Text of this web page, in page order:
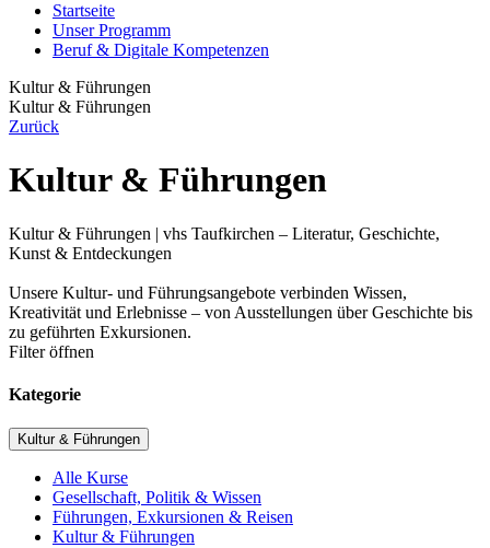
Startseite
Unser Programm
Beruf & Digitale Kompetenzen
Kultur & Führungen
Kultur & Führungen
Zurück
Kultur & Führungen
Kultur & Führungen | vhs Taufkirchen – Literatur, Geschichte,
Kunst & Entdeckungen
Unsere Kultur- und Führungsangebote verbinden Wissen,
Kreativität und Erlebnisse – von Ausstellungen über Geschichte bis
zu geführten Exkursionen.
Filter öffnen
Kategorie
Kultur & Führungen
Alle Kurse
Gesellschaft, Politik & Wissen
Führungen, Exkursionen & Reisen
Kultur & Führungen